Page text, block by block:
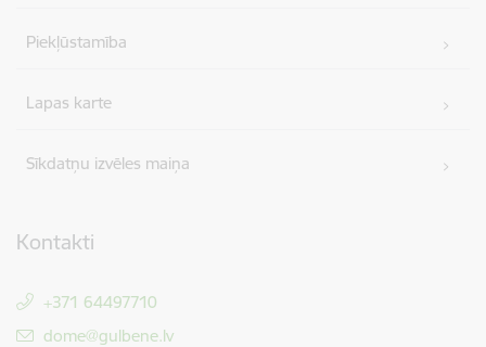
Piekļūstamība
Lapas karte
Sīkdatņu izvēles maiņa
Kontakti
+371 64497710
E-pasts:
dome@gulbene.lv